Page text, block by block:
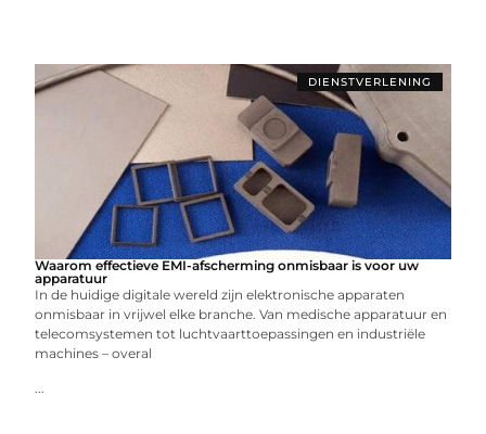
DIENSTVERLENING
Waarom effectieve EMI-afscherming onmisbaar is voor uw
apparatuur
In de huidige digitale wereld zijn elektronische apparaten
onmisbaar in vrijwel elke branche. Van medische apparatuur en
telecomsystemen tot luchtvaarttoepassingen en industriële
machines – overal
...